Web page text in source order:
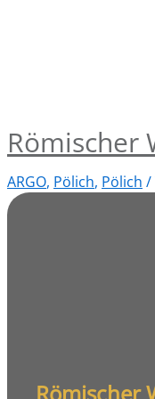
Römischer
ARGO, Pölich, Pölich /